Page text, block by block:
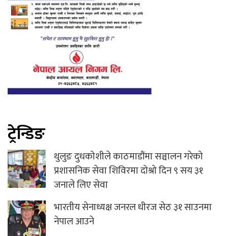
ट्रेन्डिङ
थुलुङ दुधकोशीले काठमाडौंमा सञ्चालन गरेको
प्रशासनिक सेवा शिविरमा दोश्रो दिन ९ सय ३१
जनाले लिए सेवा
भारतीय सेनाध्यक्ष जनरल धीरज सेठ ३१ साउनमा
नेपाल आउने